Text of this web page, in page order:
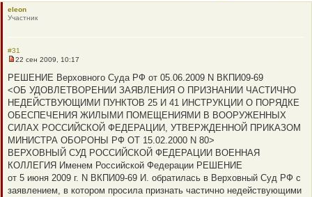
eleon
Участник
#31
е
п
р
о
ч
и
т
а
н
н
о
е
о
22 сен 2009, 10:17
РЕШЕНИЕ Верховного Суда РФ от 05.06.2009 N ВКПИ09-69
<ОБ УДОВЛЕТВОРЕНИИ ЗАЯВЛЕНИЯ О ПРИЗНАНИИ ЧАСТИЧНО
НЕДЕЙСТВУЮЩИМИ ПУНКТОВ 25 И 41 ИНСТРУКЦИИ О ПОРЯДКЕ
ОБЕСПЕЧЕНИЯ ЖИЛЫМИ ПОМЕЩЕНИЯМИ В ВООРУЖЕННЫХ
СИЛАХ РОССИЙСКОЙ ФЕДЕРАЦИИ, УТВЕРЖДЕННОЙ ПРИКАЗОМ
МИНИСТРА ОБОРОНЫ РФ ОТ 15.02.2000 N 80>
ВЕРХОВНЫЙ СУД РОССИЙСКОЙ ФЕДЕРАЦИИ ВОЕННАЯ
КОЛЛЕГИЯ Именем Российской Федерации РЕШЕНИЕ
от 5 июня 2009 г. N ВКПИ09-69 И. обратилась в Верховный Суд РФ с
заявлением, в котором просила признать частично недействующими